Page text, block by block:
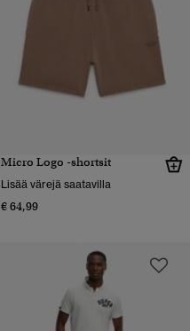
Micro Logo -shortsit
Lisää värejä saatavilla
€ 64,99